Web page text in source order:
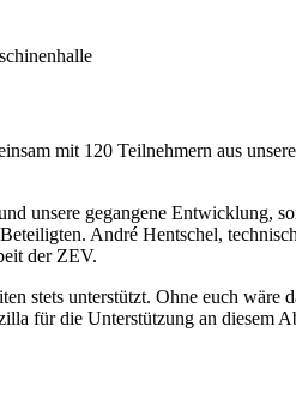
mit 120 Teilnehmern aus
unsere gegangene Entwicklung,
André Hentschel,
der ZEV.
stets unterstützt. Ohne euch
für die Unterstützung an diesem